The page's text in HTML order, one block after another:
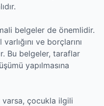
belgeler de önemlidir.
ve borçlarını
Bu belgeler, taraflar
yapılmasına
varsa, çocukla ilgili